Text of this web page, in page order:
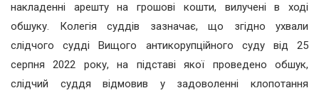
накладенні арешту на грошові кошти, вилучені в ході
обшуку. Колегія суддів зазначає, що згідно ухвали
слідчого судді Вищого антикорупційного суду від 25
серпня 2022 року, на підставі якої проведено обшук,
слідчий суддя відмовив у задоволенні клопотання